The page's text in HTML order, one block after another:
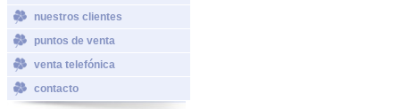
nuestros clientes
puntos de venta
venta telefónica
contacto